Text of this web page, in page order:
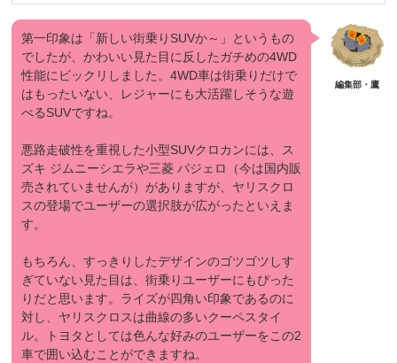
第一印象は「新しい街乗りSUVか～」というもの
でしたが、かわいい見た目に反したガチめの4WD
性能にビックリしました。4WD車は街乗りだけで
はもったいない、レジャーにも大活躍しそうな遊
べるSUVですね。
悪路走破性を重視した小型SUVクロカンには、ス
ズキ ジムニーシエラや三菱 パジェロ（今は国内販
売されていませんが）がありますが、ヤリスクロ
スの登場でユーザーの選択肢が広がったといえま
す。
もちろん、すっきりしたデザインのゴツゴツしす
ぎていない見た目は、街乗りユーザーにもぴった
りだと思います。ライズが四角い印象であるのに
対し、ヤリスクロスは曲線の多いクーペスタイ
ル。トヨタとしては色んな好みのユーザーをこの2
車で囲い込むことができますね。